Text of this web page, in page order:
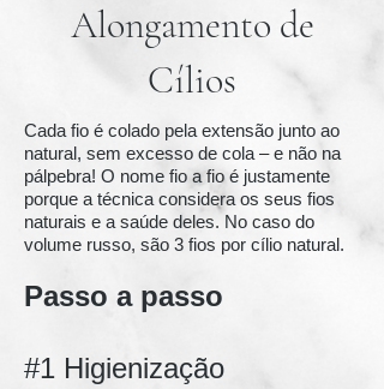
Alongamento de
Cílios
Cada fio é colado pela extensão junto ao
natural, sem excesso de cola – e não na
pálpebra! O nome fio a fio é justamente
porque a técnica considera os seus fios
naturais e a saúde deles. No caso do
volume russo, são 3 fios por cílio natural.
Passo a passo
#1 Higienização